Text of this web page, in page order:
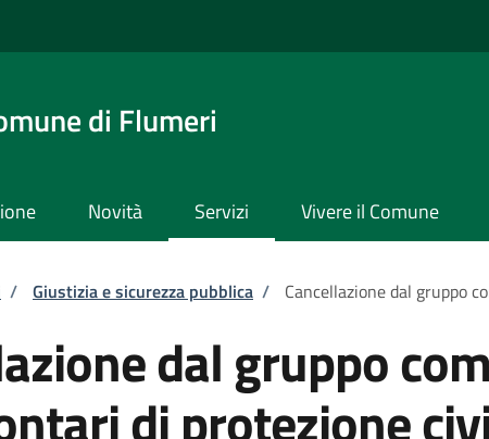
di Flumeri
Novità Servizi Vivere il Comune
di pane
/ Giustizia e sicurezza pubblica / Cancellazione dal gruppo
dal gruppo